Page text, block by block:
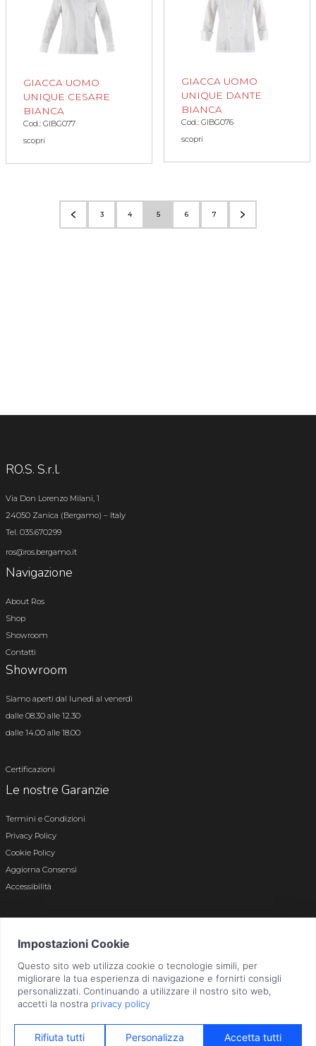
GIACCA UOMO
UNIQUE CESARE
BIANCA
Cod.: GIBG077
scopri
GIACCA UOMO
UNIQUE DANTE
BIANCA
Cod.: GIBG076
scopri
3 4 5 6 7
RO.S. S.r.l.
Via Don Lorenzo Milani, 1
24050 Zanica (Bergamo) – Italy
Tel. 035.670299
ros@ros.bergamo.it
Navigazione
About Ros
Shop
Showroom
Contatti
Showroom
Siamo aperti dal lunedì al venerdì
dalle 08.30 alle 12.30
dalle 14.00 alle 18.00
Certificazioni
Le nostre Garanzie
Termini e Condizioni
Privacy Policy
Cookie Policy
Aggiorna Consensi
Accessibilità
Bergamo n. 01496180165 · Capitale Sociale i.v. € 800.000,00